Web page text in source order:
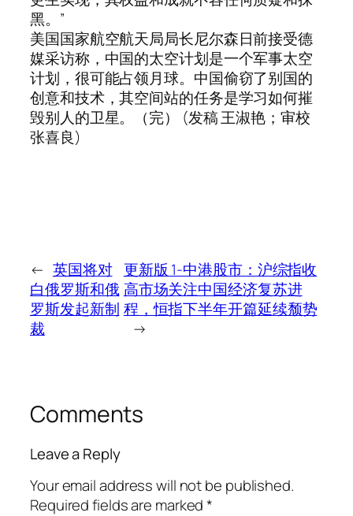
黑。”
美国国家航空航天局局长尼尔森日前接受德
媒采访称，中国的太空计划是一个军事太空
计划，很可能占领月球。中国偷窃了别国的
创意和技术，其空间站的任务是学习如何摧
毁别人的卫星。（完） (发稿 王淑艳；审校
张喜良)
← 英国将对
白俄罗斯和俄
罗斯发起新制
裁
更新版 1-中港股市：沪综指收
高市场关注中国经济复苏进
程，恒指下半年开篇延续颓势
→
Comments
Leave a Reply
Your email address will not be published.
Required fields are marked*